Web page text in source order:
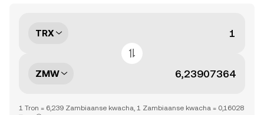
TRX
ZMW
1 Tron = 6,239 Zambiaanse kwacha, 1 Zambiaanse kwacha = 0,16028